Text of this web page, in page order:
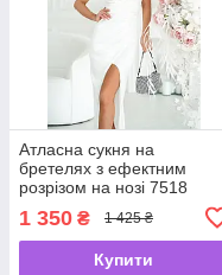
Атласна сукня на
бретелях з ефектним
розрізом на нозі 7518
1 350 ₴ 1 425 ₴
Купити